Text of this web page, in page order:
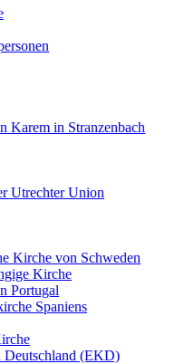
Karem in Stranzenbach
Utrechter Union
Kirche von Schweden
Kirche
Portugal
Spaniens
Deutschland (EKD)